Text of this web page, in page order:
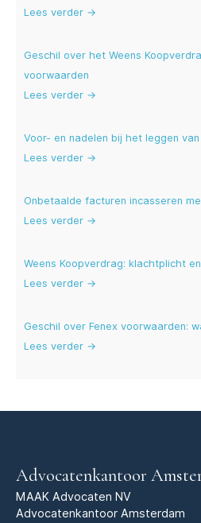
Lees verder →
Geschil over het Weens
voorwaarden
Lees verder →
Voor- en nadelen bij het leggen
Lees verder →
Onbetaalde facturen incasseren
Lees verder →
Weens Koopverdrag: klachtplicht
Lees verder →
Geschil over Fenex voorwaarden:
Lees verder →
Advocatenkantoor
MAAK Advocaten NV
Advocatenkantoor Amsterdam